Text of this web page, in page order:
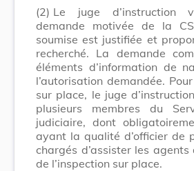
(2) Le juge d’instruction
demande motivée de la
soumise est justifiée et
recherché. La demande
éléments d’information de
l’autorisation demandée.
sur place, le juge
plusieurs membres du
judiciaire, dont
ayant la qualité d’officier de
chargés d’assister les agents
de l’inspection sur place.